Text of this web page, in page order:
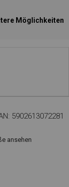
Möglichkeiten
5902613072281
ansehen